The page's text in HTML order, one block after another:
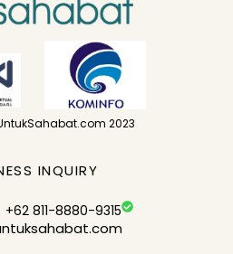
2023
INQUIRY
+62 811-8880-9315